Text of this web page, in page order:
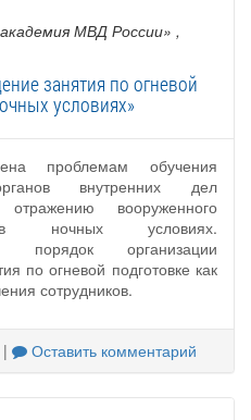
МВД России» ,
занятия по огневой
условиях»
проблемам обучения
внутренних дел
вооруженного
ночных условиях.
порядок организации
по огневой подготовке как
сотрудников.
| Оставить комментарий